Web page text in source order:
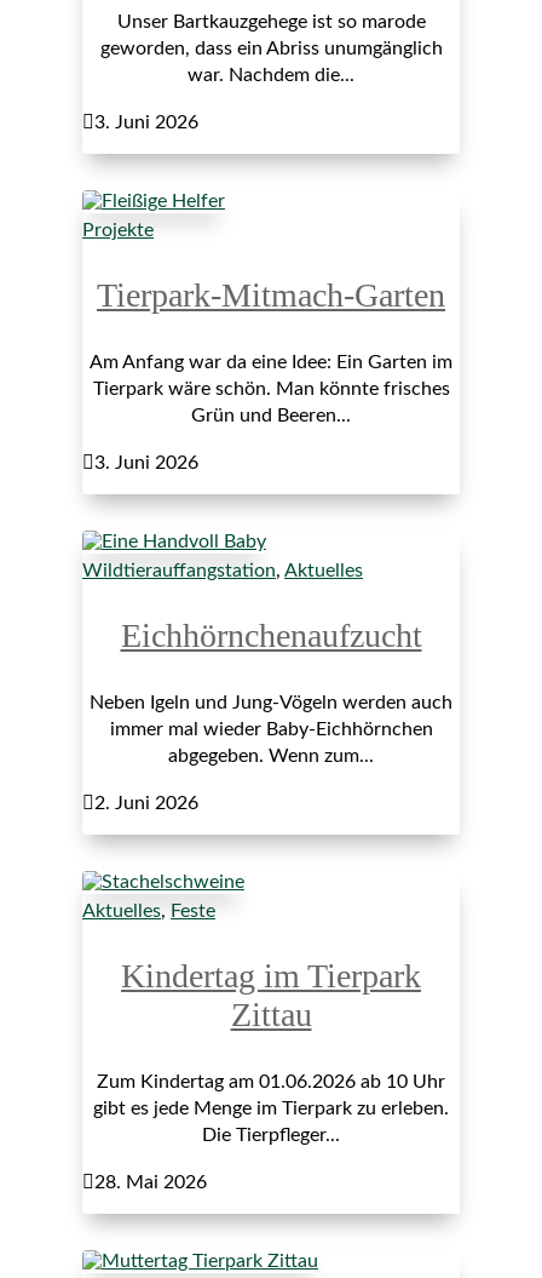
Unser Bartkauzgehege ist so marode
geworden, dass ein Abriss unumgänglich
war. Nachdem die...
3. Juni 2026
Projekte
Tierpark-Mitmach-Garten
Am Anfang war da eine Idee: Ein Garten im
Tierpark wäre schön. Man könnte frisches
Grün und Beeren...
3. Juni 2026
Wildtierauffangstation, Aktuelles
Eichhörnchenaufzucht
Neben Igeln und Jung-Vögeln werden auch
immer mal wieder Baby-Eichhörnchen
abgegeben. Wenn zum...
2. Juni 2026
Aktuelles, Feste
Kindertag im Tierpark
Zittau
Zum Kindertag am 01.06.2026 ab 10 Uhr
gibt es jede Menge im Tierpark zu erleben.
Die Tierpfleger...
28. Mai 2026